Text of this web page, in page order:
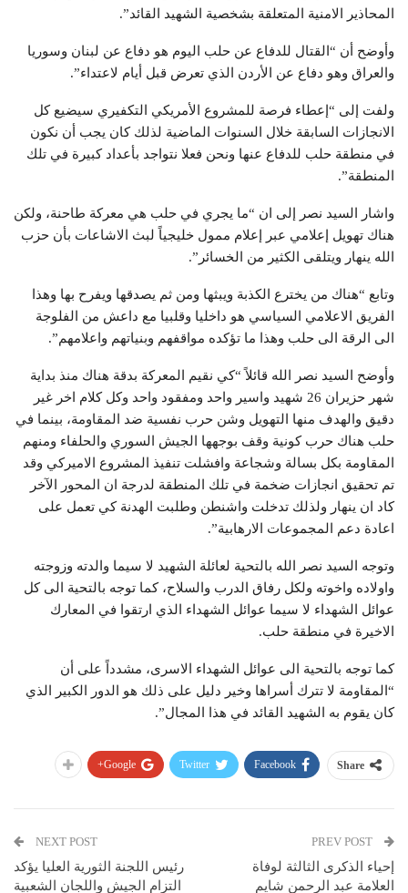
المحاذير الامنية المتعلقة بشخصية الشهيد القائد”.
وأوضح أن “القتال للدفاع عن حلب اليوم هو دفاع عن لبنان وسوريا
والعراق وهو دفاع عن الأردن الذي تعرض قبل أيام لاعتداء”.
ولفت إلى “إعطاء فرصة للمشروع الأمريكي التكفيري سيضيع كل
الانجازات السابقة خلال السنوات الماضية لذلك كان يجب أن نكون
في منطقة حلب للدفاع عنها ونحن فعلا نتواجد بأعداد كبيرة في تلك
المنطقة”.
واشار السيد نصر إلى ان “ما يجري في حلب هي معركة طاحنة، ولكن
هناك تهويل إعلامي عبر إعلام ممول خليجياً لبث الاشاعات بأن حزب
الله ينهار ويتلقى الكثير من الخسائر”.
وتابع “هناك من يخترع الكذبة ويبثها ومن ثم يصدقها ويفرح بها وهذا
الفريق الاعلامي السياسي هو داخليا وقلبيا مع داعش من الفلوجة
الى الرقة الى حلب وهذا ما تؤكده مواقفهم وبنياتهم واعلامهم”.
وأوضح السيد نصر الله قائلاً “كي نقيم المعركة بدقة هناك منذ بداية
شهر حزيران 26 شهيد واسير واحد ومفقود واحد وكل كلام اخر غير
دقيق والهدف منها التهويل وشن حرب نفسية ضد المقاومة، بينما في
حلب هناك حرب كونية وقف بوجهها الجيش السوري والحلفاء ومنهم
المقاومة بكل بسالة وشجاعة وافشلت تنفيذ المشروع الاميركي وقد
تم تحقيق انجازات ضخمة في تلك المنطقة لدرجة ان المحور الآخر
كاد ان ينهار ولذلك تدخلت واشنطن وطلبت الهدنة كي تعمل على
اعادة دعم المجموعات الارهابية”.
وتوجه السيد نصر الله بالتحية لعائلة الشهيد لا سيما والدته وزوجته
واولاده واخوته ولكل رفاق الدرب والسلاح، كما توجه بالتحية الى كل
عوائل الشهداء لا سيما عوائل الشهداء الذي ارتقوا في المعارك
الاخيرة في منطقة حلب.
كما توجه بالتحية الى عوائل الشهداء الاسرى، مشدداً على أن
“المقاومة لا تترك أسراها وخير دليل على ذلك هو الدور الكبير الذي
كان يقوم به الشهيد القائد في هذا المجال”.
Share
Facebook
Twitter
Google+
إحياء الذكرى الثالثة لوفاة
العلامة عبد الرحمن شايم
NEXT POST
رئيس اللجنة الثورية العليا يؤكد
التزام الجيش واللجان الشعبية